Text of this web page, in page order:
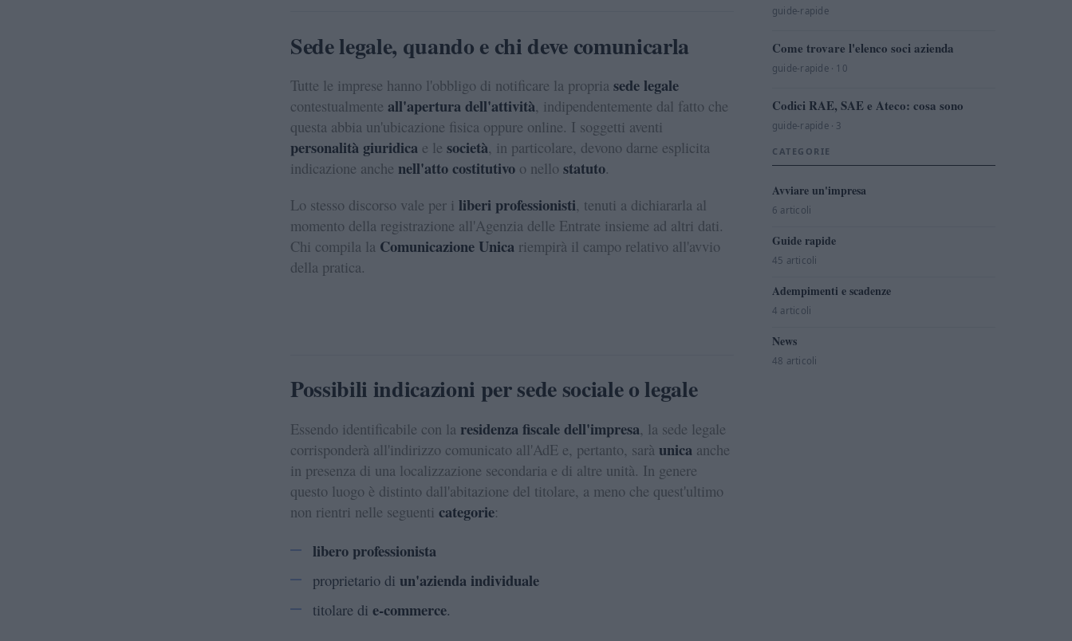
Sede legale, quando e chi deve comunicarla
Tutte le imprese hanno l'obbligo di notificare la propria sede legale
contestualmente all'apertura dell'attività, indipendentemente dal fatto che
questa abbia un'ubicazione fisica oppure online. I soggetti aventi
personalità giuridica e le società, in particolare, devono darne esplicita
indicazione anche nell'atto costitutivo o nello statuto.
Lo stesso discorso vale per i liberi professionisti, tenuti a dichiararla al
momento della registrazione all'Agenzia delle Entrate insieme ad altri dati.
Chi compila la Comunicazione Unica riempirà il campo relativo all'avvio
della pratica.
Possibili indicazioni per sede sociale o legale
Essendo identificabile con la residenza fiscale dell'impresa, la sede legale
corrisponderà all'indirizzo comunicato all'AdE e, pertanto, sarà unica anche
in presenza di una localizzazione secondaria e di altre unità. In genere
questo luogo è distinto dall'abitazione del titolare, a meno che quest'ultimo
non rientri nelle seguenti categorie:
libero professionista
proprietario di un'azienda individuale
titolare di e-commerce.
guide-rapide
Come trovare l'elenco soci azienda
guide-rapide · 10
Codici RAE, SAE e Ateco: cosa sono
guide-rapide · 3
CATEGORIE
Avviare un'impresa
6 articoli
Guide rapide
45 articoli
Adempimenti e scadenze
4 articoli
News
48 articoli